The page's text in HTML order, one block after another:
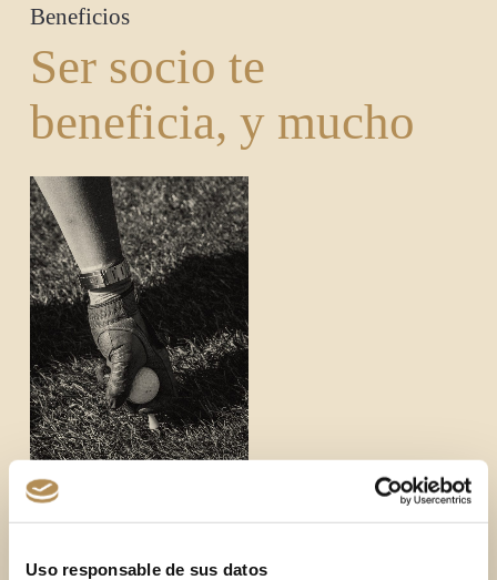
Uso responsable de sus datos
Beneficios
Ser socio te
beneficia, y mucho
Salidas ilimitadas al campo